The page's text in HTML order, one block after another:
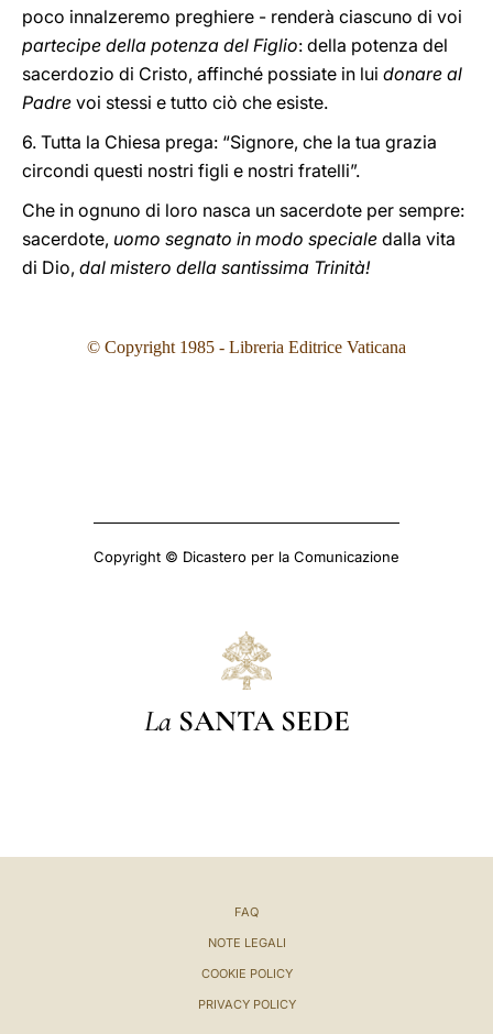
poco innalzeremo preghiere - renderà ciascuno di voi
partecipe della potenza del Figlio: della potenza del
sacerdozio di Cristo, affinché possiate in lui donare al
Padre voi stessi e tutto ciò che esiste.
6. Tutta la Chiesa prega: “Signore, che la tua grazia
circondi questi nostri figli e nostri fratelli”.
Che in ognuno di loro nasca un sacerdote per sempre:
sacerdote, uomo segnato in modo speciale dalla vita
di Dio, dal mistero della santissima Trinità!
© Copyright 1985 - Libreria Editrice Vaticana
Copyright © Dicastero per la Comunicazione
La SANTA SEDE
FAQ
NOTE LEGALI
COOKIE POLICY
PRIVACY POLICY